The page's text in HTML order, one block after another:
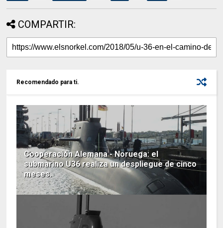
COMPARTIR:
Recomendado para ti.
Cooperación Alemana - Noruega: el
submarino U36 realiza un despliegue de cinco
meses.